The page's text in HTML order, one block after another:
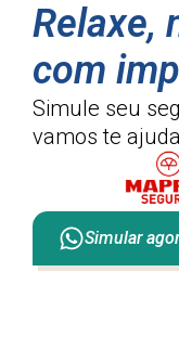
Relaxe,
com
Simule seu
vamos te
Simular